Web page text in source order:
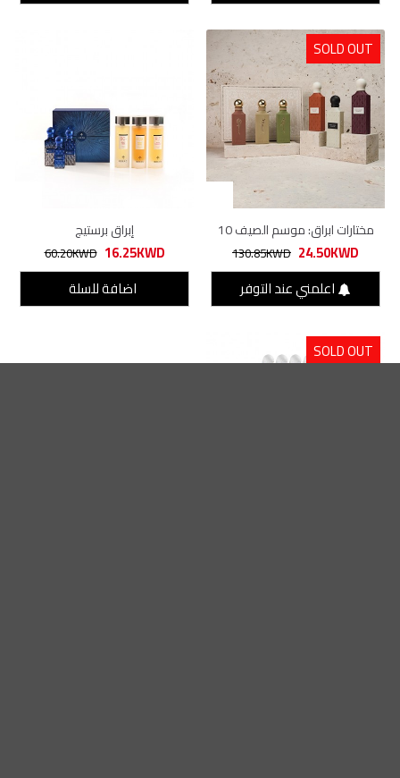
SOLD OUT
مختارات ابراق: موسم الصيف 10
130.85KWD 24.50KWD
اعلمني عند التوفر
إبراق برستيج
60.20KWD 16.25KWD
اضافة للسلة
SOLD OUT